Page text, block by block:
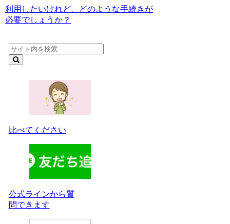
利用したいけれど、どのような手続きが
必要でしょうか？
比べてください
公式ラインから質
問できます